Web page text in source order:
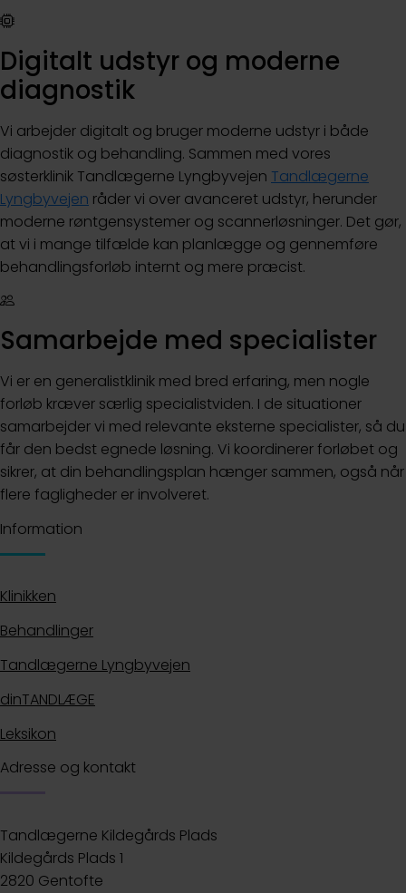
Digitalt udstyr og moderne
diagnostik
Vi arbejder digitalt og bruger moderne udstyr i både
diagnostik og behandling. Sammen med vores
søsterklinik Tandlægerne Lyngbyvejen Tandlægerne
Lyngbyvejen råder vi over avanceret udstyr, herunder
moderne røntgensystemer og scannerløsninger. Det gør,
at vi i mange tilfælde kan planlægge og gennemføre
behandlingsforløb internt og mere præcist.
Samarbejde med specialister
Vi er en generalistklinik med bred erfaring, men nogle
forløb kræver særlig specialistviden. I de situationer
samarbejder vi med relevante eksterne specialister, så du
får den bedst egnede løsning. Vi koordinerer forløbet og
sikrer, at din behandlingsplan hænger sammen, også når
flere fagligheder er involveret.
Information
Klinikken
Behandlinger
Tandlægerne Lyngbyvejen
dinTANDLÆGE
Leksikon
Adresse og kontakt
Tandlægerne Kildegårds Plads
Kildegårds Plads 1
2820 Gentofte